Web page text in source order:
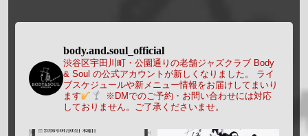
body.and.soul_official
渋谷区宇田川町・公園通りの老舗ジャズクラブ Body
& Soul の公式アカウントが新しくなりました。
ライ
ブスケジュールや新メニュー情報をお届けしてまいり
ます
※DMでのご予約・お問い合わせには対応
しておりません。ご了承くださいませ。